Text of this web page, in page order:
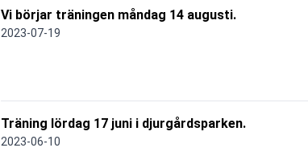
Vi börjar träningen måndag 14 augusti.
2023-07-19
Träning lördag 17 juni i djurgårdsparken.
2023-06-10